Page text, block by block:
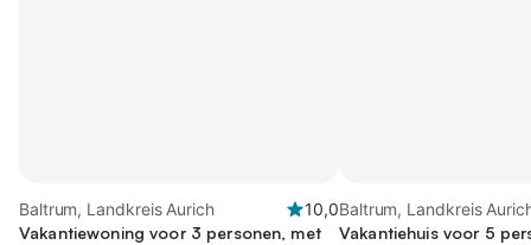
Baltrum, Landkreis Aurich
10,0
Vakantiewoning voor 3 personen, met
Baltrum, Landkreis
Vakantiehuis voor 5